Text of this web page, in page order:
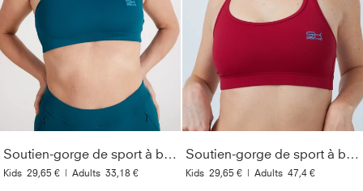
Soutien-gorge de sport à bretelles croisées, vert pétrole
Kids 29,65 € | Adults 33,18 €
Soutien-gorge de sport à bretelles croisées, bordeaux rouge
Kids 29,65 € | Adults 47,4 €